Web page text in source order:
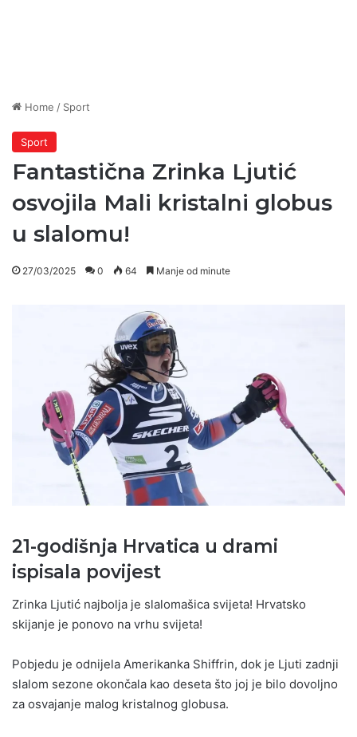
Home / Sport
Sport
Fantastična Zrinka Ljutić
osvojila Mali kristalni globus
u slalomu!
27/03/2025 0 64 Manje od minute
21-godišnja Hrvatica u drami
ispisala povijest
Zrinka Ljutić najbolja je slalomašica svijeta! Hrvatsko
skijanje je ponovo na vrhu svijeta!
Pobjedu je odnijela Amerikanka Shiffrin, dok je Ljuti zadnji
slalom sezone okončala kao deseta što joj je bilo dovoljno
za osvajanje malog kristalnog globusa.